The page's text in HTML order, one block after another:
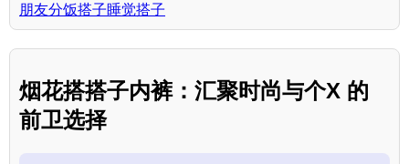
朋友分饭搭子睡觉搭子
烟花搭搭子内裤：汇聚时尚与个X 的
前卫选择